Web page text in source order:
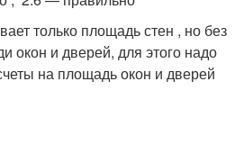
только площадь стен , но без
окон и дверей, для этого надо
на площадь окон и дверей